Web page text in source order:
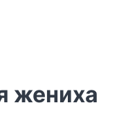
жениха